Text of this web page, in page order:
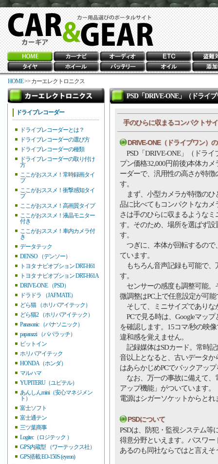
HOME>> カーエレクトロニクス
ドライブレコーダー
ドライブレコーダーとは？
ドライブレコーダーの選び方
ドライブレコーダーの種類
ドライブレコーダーの取り付け
方
ここがおススメ！常時録画タイ
プ
ここがおススメ！衝撃感知タイ
プ
ここがおススメ！高画質タイプ
ここがおススメ！液晶モニター
付き
ここがおススメ！車内カメラ付
き
データテック
DENSO （デンソー）
トヨタ ナビオプション DRT-H61
トヨタ ナビオプション DRT-H61A
DRIVE-ONE （PSD）
ドラドラ （JAFMATE）
どら猫 （ホリバアイテック）
どら猫2 （ホリバアイテック）
Panasonic （パナソニック）
paparazzi （パパラッチ）
ピットイン
ホリバアイテック
HONDA（ホンダ）
マルハマ
YUPITERU（ユピテル）
あんしんmini（安心マネジメン
ト）
富士ソフト
富士通テン
三ツ葉商事
Logitec（ロジテック ）
GPS内蔵型 （ワーテックス社）
GPS搭載 EO-150S (eyeon)
PSD「DRIVE-ONE」（ドライ
手のひらに収まるコンパクトサ
DRIVE-ONE（ドライブワン）
PSD「DRIVE-ONE」（ドライ
プン価格32,000円前後)本体カ
ーダーで、汎用性の高さが特徴
す。
まず、小型カメラが特徴のひ
品に比べてもコンパクトなカメ
さは手のひらに収まるようなミ
す。そのため、場所を選ばず設
す。
つぎに、本体が回転するので
ています。
もちろん音声記録も可能で、
す。
センサーの感度も調整可能。
微調整はPC上で任意設定が可
そして、ミニサイズでありな
PCで見る時は、Googleマッ
を確認します。15コマ/秒の映
違和感を覚えません。
記録媒体はSDカード。常時
音以上となると、古いデータ
はあらかじめPCでバックアッ
なお、万一の事故に備えて、
アップ機能」がついています。
電源はシガーソケットからと
PSDについて
PSDは、防犯・監視システム
得意分野といえます。パスワ
あるのも同社ならではと言えそ